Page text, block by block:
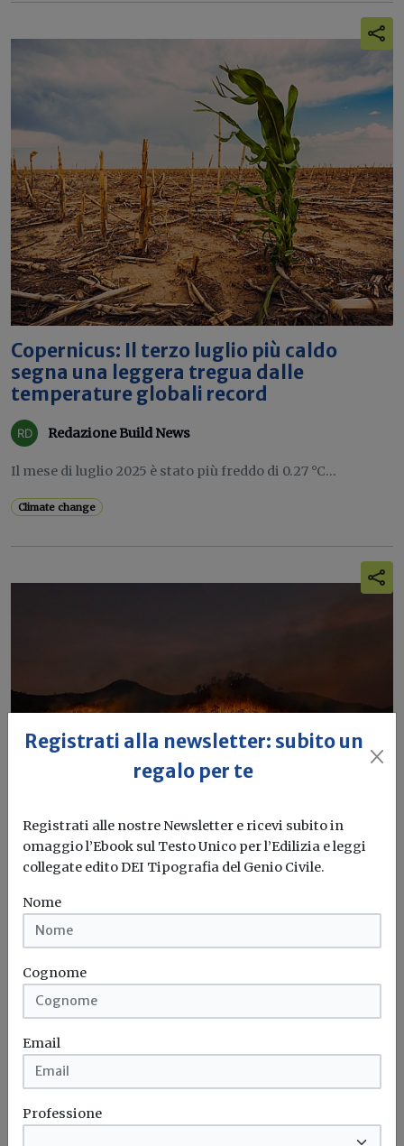
Copernicus: Il terzo luglio più caldo
segna una leggera tregua dalle
temperature globali record
Redazione Build News
Il mese di luglio 2025 è stato più freddo di 0.27 °C...
Climate change
Climate change: Nord America e
Europa sono stati colpiti da grandi
incendi boschivi tra giugno e luglio
Amministratore
Il Servizio di Monitoraggio dell'Atmosfera di Copernicus
(Copernicus Atmosphere Monitoring Service -...
Climate change
Registrati alla newsletter: subito un
regalo per te
Registrati alle nostre Newsletter e ricevi subito in
omaggio l’Ebook sul Testo Unico per l’Edilizia e leggi
collegate edito DEI Tipografia del Genio Civile.
Nome
Cognome
Email
Professione